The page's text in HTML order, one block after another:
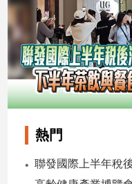
計
旅
遊/
美
食
星
座/
熱門